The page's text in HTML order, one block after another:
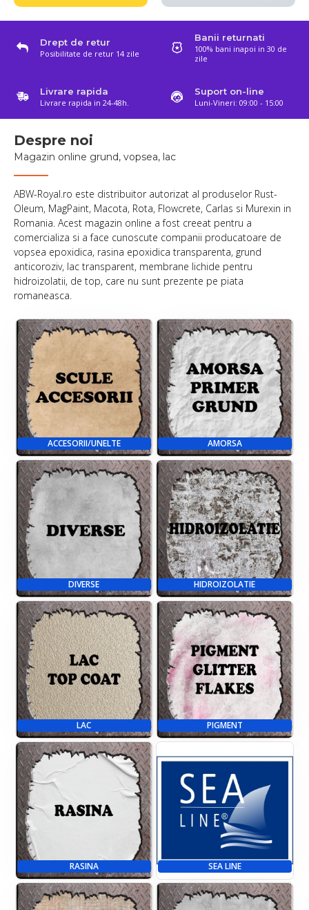
Drept de retur
Posibilitate de retur 14 zile
Banii returnati
100% bani inapoi in 30 de
zile
Livrare rapida
Livrare rapida in 24-48h.
Suport on-line
Luni-Vineri: 09:00 - 15:00
Despre noi
Magazin online grund, vopsea, lac
ABW-Royal.ro este distribuitor autorizat al produselor Rust-
Oleum, MagPaint, Macota, Rota, Flowcrete, Carlas si Murexin in
Romania. Acest magazin online a fost creeat pentru a
comercializa si a face cunoscute companii producatoare de
vopsea epoxidica, rasina epoxidica transparenta, grund
anticoroziv, lac transparent, membrane lichide pentru
hidroizolatii, de top, care nu sunt prezente pe piata
romaneasca.
ACCESORII/UNELTE AMORSA
DIVERSE HIDROIZOLATIE
LAC PIGMENT
RASINA SEA LINE